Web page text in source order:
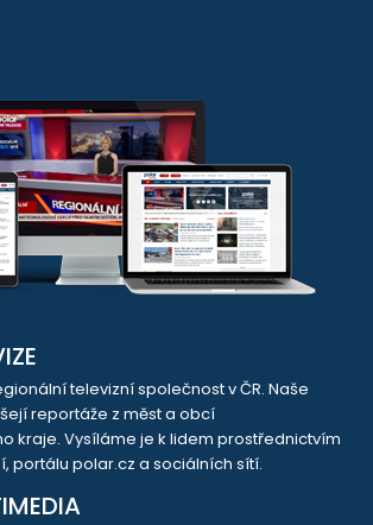
televizní společnost v ČR. Naše
reportáže z měst a obcí
kraje. Vysíláme je k lidem prostřednictvím
portálu polar.cz a sociálních sítí.